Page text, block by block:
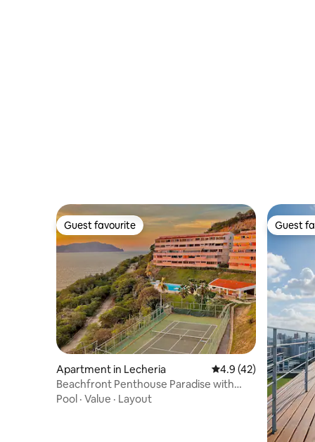
Guest favourite
Guest favourite
Apartment in Lecheria 4.9 out of 5 average
4.9 (42)
Beachfront Penthouse Paradise with
Panoramic Views
Pool · Value · Layout
Guest
Guest